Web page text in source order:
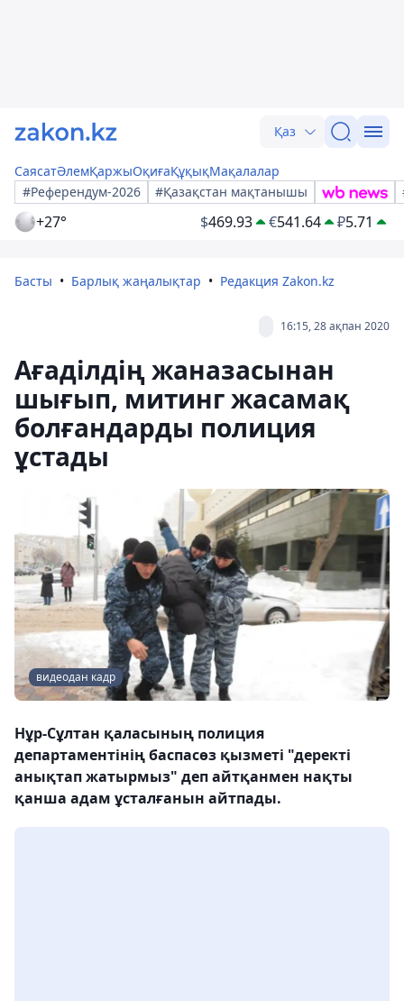
Қаз
СаясатӘлемҚаржыОқиғаҚұқықМақалалар
#Референдум-2026
#Қазақстан мақтанышы
+27° $469.93 €541.64 ₽5.71
Басты Барлық жаңалықтар Редакция Zakon.kz
16:15, 28 ақпан 2020
Ағаділдің жаназасынан
шығып, митинг жасамақ
болғандарды полиция
ұстады
видеодан кадр
Нұр-Сұлтан қаласының полиция
департаментінің баспасөз қызметі "деректі
анықтап жатырмыз" деп айтқанмен нақты
қанша адам ұсталғанын айтпады.